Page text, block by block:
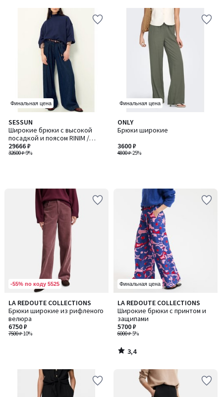
Финальная цена
SESSUN
Широкие брюки с высокой
посадкой и поясом RINIM /
РИНИМ
32600 ₽-9%
29666 ₽
Финальная цена
ONLY
Брюки широкие
4800 ₽-25%
3600 ₽
-55% по коду 5525
LA REDOUTE COLLECTIONS
Брюки широкие из рифленого
велюра
7500 ₽-10%
6750 ₽
Финальная цена
LA REDOUTE COLLECTIONS
Широкие брюки с принтом и
защипами
6000 ₽-5%
5700 ₽
3,4
/ 5
3,4
/